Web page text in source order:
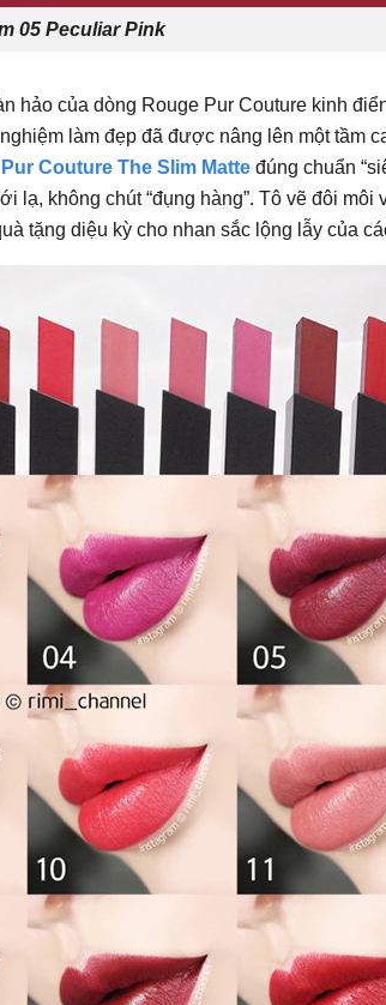
05 Peculiar Pink
hảo của dòng Rouge Pur Couture kinh
làm đẹp đã được nâng lên một tầm
Couture The Slim Matteđúng chuẩn
lạ, không chút “đụng hàng”. Tô vẽ đôi môi
tặng diệu kỳ cho nhan sắc lộng lẫy của